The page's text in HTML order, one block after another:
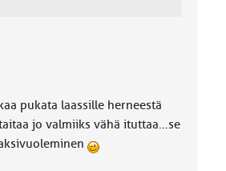
pukata laassille herneestä
jo valmiiks vähä ituttaa...se